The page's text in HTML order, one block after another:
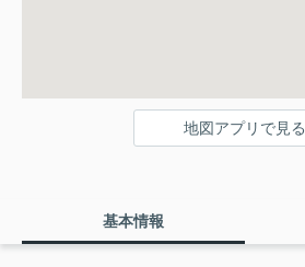
地図アプリで見る
基本情報